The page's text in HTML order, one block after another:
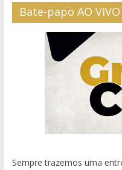
Bate-papo AO VIVO
Sempre trazemos uma